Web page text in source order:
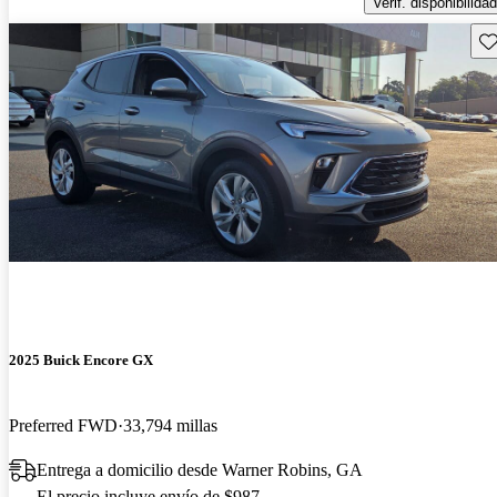
2025 Buick Encore GX
Preferred FWD 33,794 millas
Entrega a domicilio desde Warner Robins, GA